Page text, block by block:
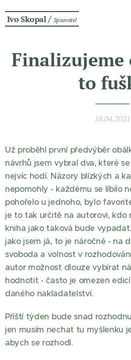
Ivo Skopal/ Spisovatel
Finalizujeme
to
10.04.2021
Už proběhl první předvýběr
návrhů jsem vybral dva, které
nejvíc hodí. Názory blízkých a
nepomohly - každému se líbilo
pohořelo u jednoho, bylo
je to tak určitě na autorovi, kdo
kniha jako taková bude
jako jsem já, to je náročné - na
svoboda a volnost v
autor možnost dlouze vybírat
hodnotit - často je omezen
daného nakladatelství.
Příští týden bude snad
jen musím nechat tu myšlenku
abych se rozhodl.